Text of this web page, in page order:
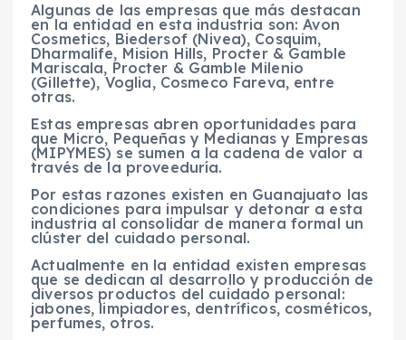
Algunas de las empresas que más destacan
en la entidad en esta industria son: Avon
Cosmetics, Biedersof (Nivea), Cosquim,
Dharmalife, Mision Hills, Procter & Gamble
Mariscala, Procter & Gamble Milenio
(Gillette), Voglia, Cosmeco Fareva, entre
otras.
Estas empresas abren oportunidades para
que Micro, Pequeñas y Medianas y Empresas
(MIPYMES) se sumen a la cadena de valor a
través de la proveeduría.
Por estas razones existen en Guanajuato las
condiciones para impulsar y detonar a esta
industria al consolidar de manera formal un
clúster del cuidado personal.
Actualmente en la entidad existen empresas
que se dedican al desarrollo y producción de
diversos productos del cuidado personal:
jabones, limpiadores, dentríficos, cosméticos,
perfumes, otros.